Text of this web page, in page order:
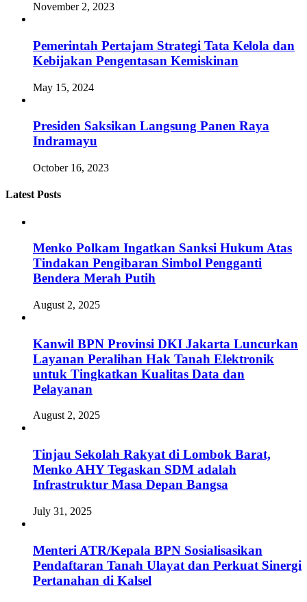
November 2, 2023
Pemerintah Pertajam Strategi Tata Kelola dan
Kebijakan Pengentasan Kemiskinan
May 15, 2024
Presiden Saksikan Langsung Panen Raya
Indramayu
October 16, 2023
Latest Posts
Menko Polkam Ingatkan Sanksi Hukum Atas
Tindakan Pengibaran Simbol Pengganti
Bendera Merah Putih
August 2, 2025
Kanwil BPN Provinsi DKI Jakarta Luncurkan
Layanan Peralihan Hak Tanah Elektronik
untuk Tingkatkan Kualitas Data dan
Pelayanan
August 2, 2025
Tinjau Sekolah Rakyat di Lombok Barat,
Menko AHY Tegaskan SDM adalah
Infrastruktur Masa Depan Bangsa
July 31, 2025
Menteri ATR/Kepala BPN Sosialisasikan
Pendaftaran Tanah Ulayat dan Perkuat Sinergi
Pertanahan di Kalsel